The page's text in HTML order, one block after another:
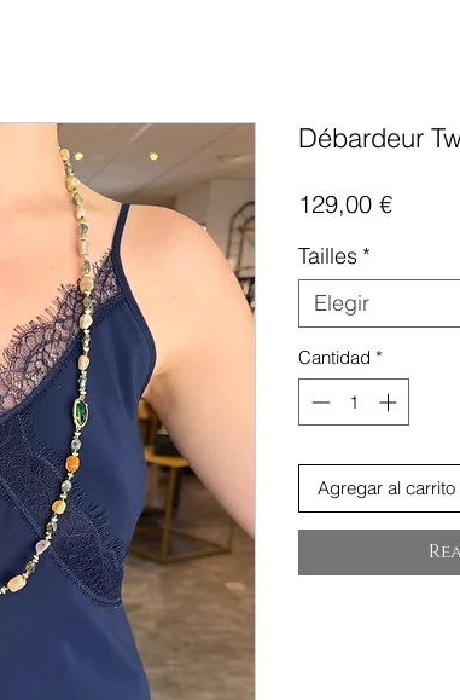
Débardeur
129,00 €Precio
Tailles *
Elegir
Cantidad *
Agregar al carrito